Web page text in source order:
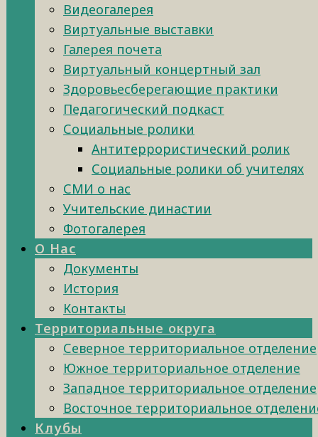
Видеогалерея
Виртуальные выставки
Галерея почета
Виртуальный концертный зал
Здоровьесберегающие практики
Педагогический подкаст
Социальные ролики
Антитеррористический ролик
Социальные ролики об учителях
СМИ о нас
Учительские династии
Фотогалерея
О Нас
Документы
История
Контакты
Территориальные округа
Северное территориальное отделение
Южное территориальное отделение
Западное территориальное отделение
Восточное территориальное
Клубы